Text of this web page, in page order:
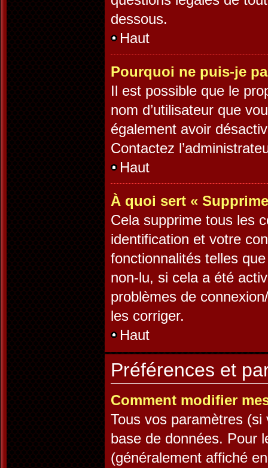
dessous.
Haut
Pourquoi ne puis-je
Il est possible que le
nom d’utilisateur que
également avoir
Contactez
Haut
À quoi sert «
Cela supprime tous les
identification et votre
fonctionnalités telles
non-lu, si cela a été
problèmes de
les corriger.
Haut
Préférences et
Comment modifier
Tous vos paramètres
base de données. Pour
(généralement affiché